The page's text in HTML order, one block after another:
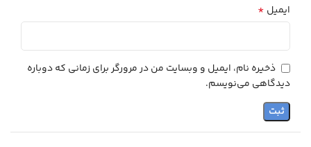
ایمیل *
ذخیره نام، ایمیل و وبسایت من در مرورگر برای زمانی که دوباره
دیدگاهی می‌نویسم.